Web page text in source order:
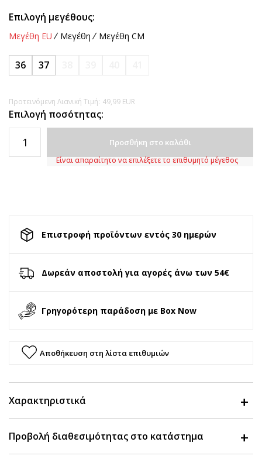
Επιλογή μεγέθους:
Μεγέθη EU Μεγέθη Μεγέθη CM
36 37
Προτεινόμενη Λιανική Τιμή: 49,99 EUR
Επιλογή ποσότητας:
Προσθήκη στο καλάθι
Είναι απαραίτητο να επιλέξετε το επιθυμητό μέγεθος
Επιστροφή προϊόντων εντός 30 ημερών
Δωρεάν αποστολή για αγορές άνω των 54€
Γρηγορότερη παράδοση με Box Now
Αποθήκευση στη λίστα επιθυμιών
Χαρακτηριστικά
Προβολή διαθεσιμότητας στο κατάστημα